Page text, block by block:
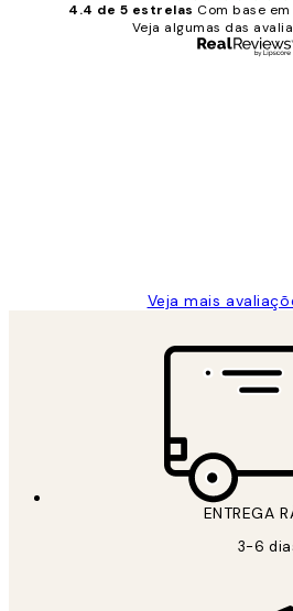
4.4 de 5 estrelas Com base
Veja algumas das
Veja mais
ENTREGA
3-6